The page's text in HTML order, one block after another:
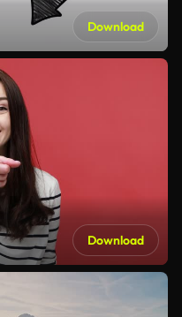
Download
Download